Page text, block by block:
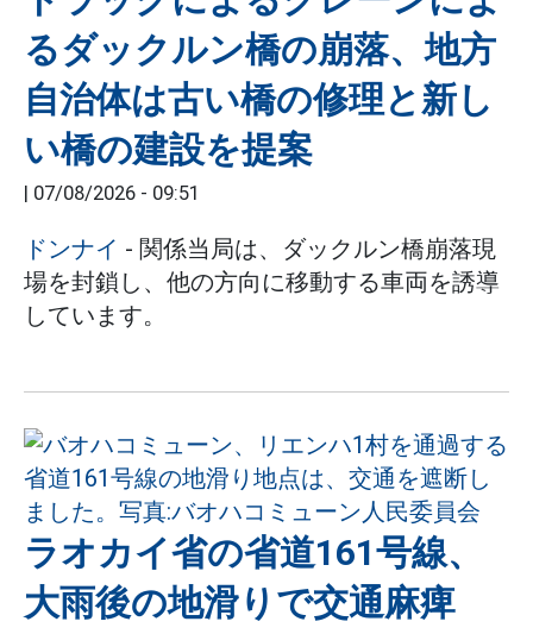
るダックルン橋の崩落、地方
自治体は古い橋の修理と新し
い橋の建設を提案
| 07/08/2026 - 09:51
ドンナイ - 関係当局は、ダックルン橋崩落現
場を封鎖し、他の方向に移動する車両を誘導
しています。
ラオカイ省の省道161号線、
大雨後の地滑りで交通麻痺